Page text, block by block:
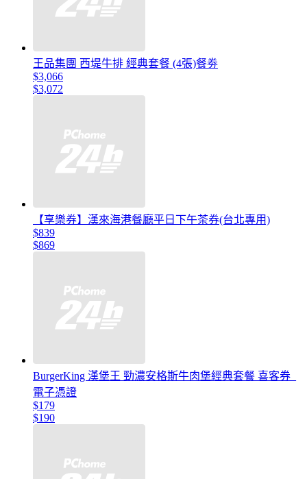
王品集團 西堤牛排 經典套餐 (4張)餐劵
$3,066
$3,072
【享樂券】漢來海港餐廳平日下午茶券(台北專用)
$839
$869
BurgerKing 漢堡王 勁濃安格斯牛肉堡經典套餐 喜客券_
電子憑證
$179
$190